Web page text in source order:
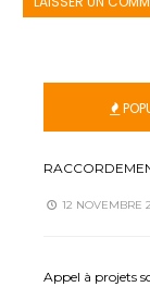
12 NOVEMBRE
Appel à projets